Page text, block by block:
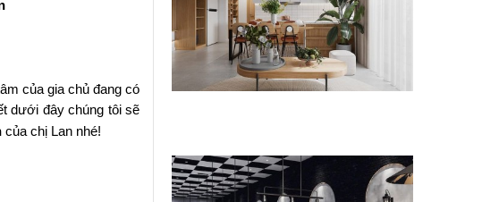
của gia chủ đang có
dưới đây chúng tôi sẽ
của chị Lan nhé!